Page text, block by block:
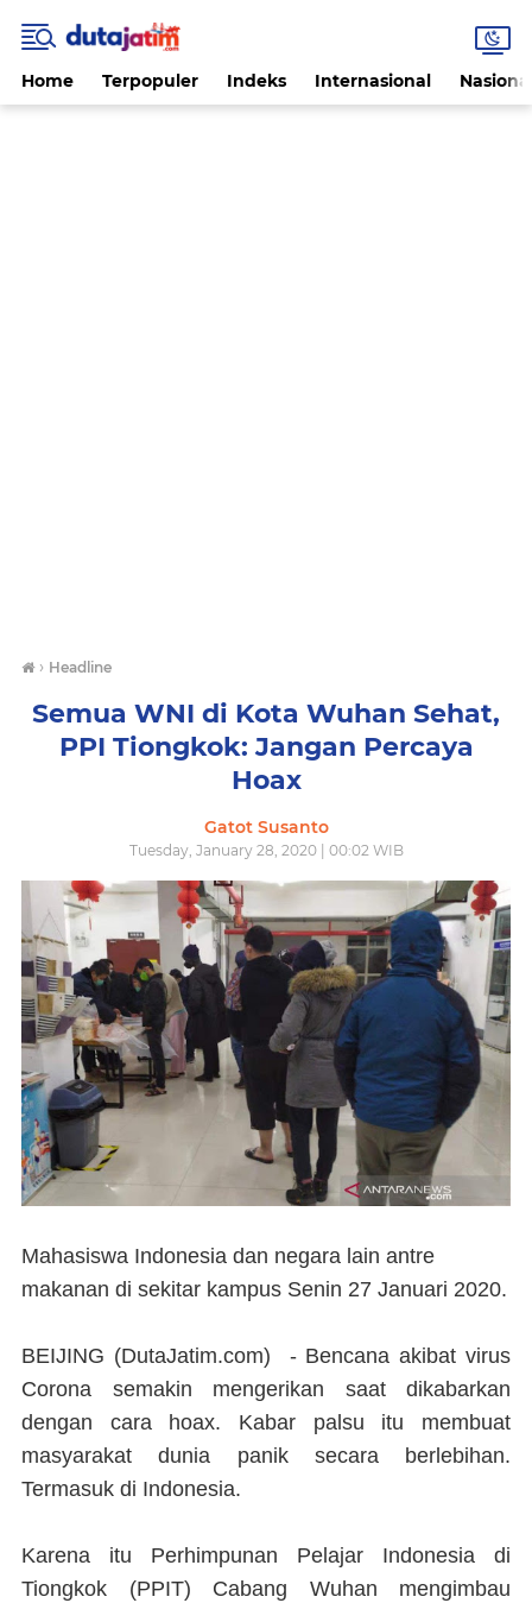
Home Terpopuler Indeks Internasional
› Headline
Semua WNI di Kota Wuhan Sehat,
PPI Tiongkok: Jangan Percaya
Hoax
Gatot Susanto
Tuesday, January 28, 2020 | 00:02 WIB
Mahasiswa Indonesia dan negara lain antre
makanan di sekitar kampus Senin 27 Januari 2020.
BEIJING (DutaJatim.com) - Bencana akibat virus
Corona semakin mengerikan saat dikabarkan
dengan cara hoax. Kabar palsu itu membuat
masyarakat dunia panik secara berlebihan.
Termasuk di Indonesia.
Karena itu Perhimpunan Pelajar Indonesia di
Tiongkok (PPIT) Cabang Wuhan mengimbau